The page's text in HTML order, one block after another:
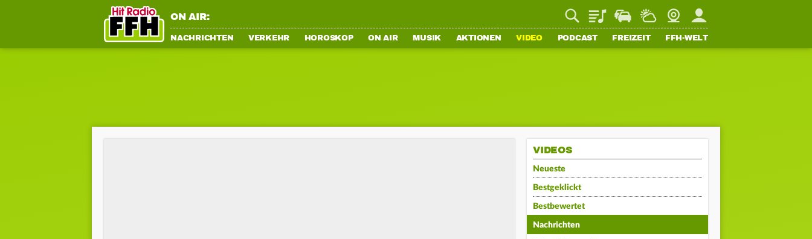
ON AIR: PlaylistStaupilotWetterWebcamMein FFH
NACHRICHTEN VERKEHR HOROSKOP ON AIR MUSIK AKTIONEN VIDEO PODCAST FREIZEIT FFH-WELT
VIDEOS
Neueste
Bestgeklickt
Bestbewertet
Nachrichten